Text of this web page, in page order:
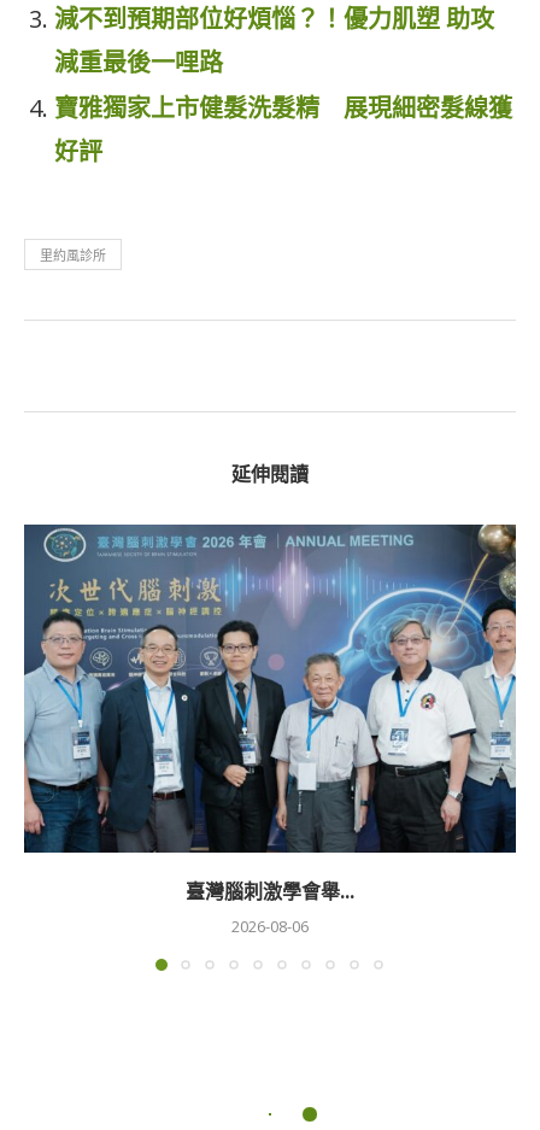
減不到預期部位好煩惱？！優力肌塑 助攻
減重最後一哩路
寶雅獨家上市健髮洗髮精 展現細密髮線獲
好評
里約風診所
延伸閱讀
臺灣腦刺激學會舉...
2026-08-06